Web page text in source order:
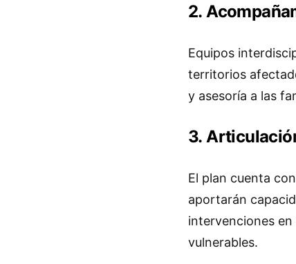
2.
Equipos
territorios
y asesoría a las
3.
El plan cuenta con
aportarán
intervenciones
vulnerables.